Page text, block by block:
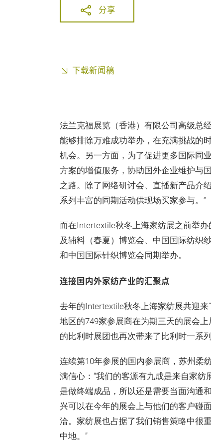
分享
下载新闻稿
法兰克福展览（香港）有限公司高级总
能够排除万难成功举办，在充满挑战的
机会。另一方面，为了促进更多国际同
方案的增值服务，协助国外企业维护与
之路。除了网络研讨会、直播新产品介
系列丰富的同期活动供现场买家参与。”
而在Intertextile秋冬上海家纺展之前举
及辅料（春夏）博览会、中国国际纺织
和中国国际针织博览会同期举办。
连接国内外家纺产业的汇聚点
去年的Intertextile秋冬上海家纺展共迎
地区的749家参展商在为期三天的展会
的比利时展团也再次带来了比利时一系
连续第10年参展的国内参展商，苏州柔
满信心：“我们的客源有九成是来自家
是做终端成品，所以还是需要当面沟通
兴可以在今年的展会上与他们的客户碰
洽。家纺展也占据了我们销售策略中很
中地。”